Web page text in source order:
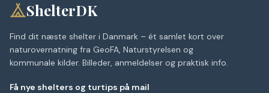
ShelterDK
Find dit næste shelter i Danmark – ét samlet kort over
naturovernatning fra GeoFA, Naturstyrelsen og
kommunale kilder. Billeder, anmeldelser og praktisk info.
Få nye shelters og turtips på mail